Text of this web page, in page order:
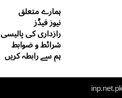
ہمارے متعلق
نیوز فیڈز
رازداری کی پالیسی
شرائط و ضوابط
ہم سے رابطہ کریں